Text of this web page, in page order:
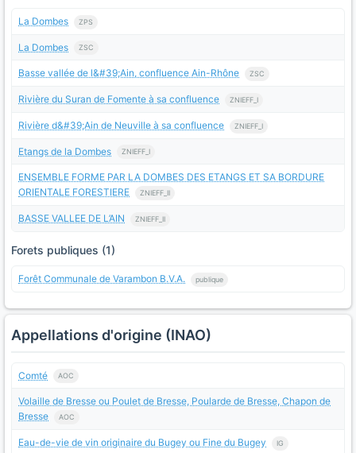
La Dombes ZPS
La Dombes ZSC
Basse vallée de l&#39;Ain, confluence Ain-Rhône ZSC
Rivière du Suran de Fomente à sa confluence ZNIEFF_I
Rivière d&#39;Ain de Neuville à sa confluence ZNIEFF_I
Etangs de la Dombes ZNIEFF_I
ENSEMBLE FORME PAR LA DOMBES DES ETANGS ET SA BORDURE
ORIENTALE FORESTIERE
ZNIEFF_II
BASSE VALLEE DE L’AIN ZNIEFF_II
Forets publiques (1)
Forêt Communale de Varambon B.V.A. publique
Appellations d'origine (INAO)
Comté AOC
Volaille de Bresse ou Poulet de Bresse, Poularde de Bresse, Chapon de
Bresse
AOC
Eau-de-vie de vin originaire du Bugey ou Fine du Bugey IG